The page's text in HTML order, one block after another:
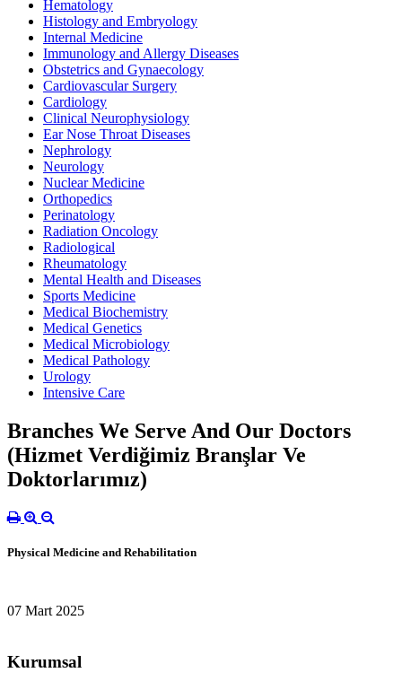
Hematology
Histology and Embryology
Internal Medicine
Immunology and Allergy Diseases
Obstetrics and Gynaecology
Cardiovascular Surgery
Cardiology
Clinical Neurophysiology
Ear Nose Throat Diseases
Nephrology
Neurology
Nuclear Medicine
Orthopedics
Perinatology
Radiation Oncology
Radiological
Rheumatology
Mental Health and Diseases
Sports Medicine
Medical Biochemistry
Medical Genetics
Medical Microbiology
Medical Pathology
Urology
Intensive Care
Branches We Serve And Our Doctors
(Hizmet Verdiğimiz Branşlar Ve
Doktorlarımız)
Physical Medicine and Rehabilitation
07 Mart 2025
Kurumsal